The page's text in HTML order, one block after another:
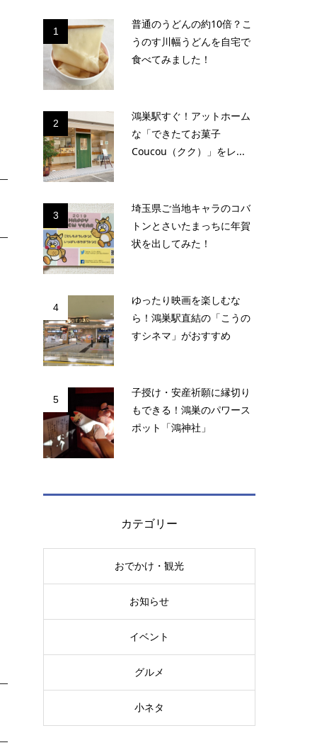
1
普通のうどんの約10倍？こ
うのす川幅うどんを自宅で
食べてみました！
2
鴻巣駅すぐ！アットホーム
な「できたてお菓子
Coucou（クク）」をレ...
3
埼玉県ご当地キャラのコバ
トンとさいたまっちに年賀
状を出してみた！
4
ゆったり映画を楽しむな
ら！鴻巣駅直結の「こうの
すシネマ」がおすすめ
5
子授け・安産祈願に縁切り
もできる！鴻巣のパワース
ポット「鴻神社」
カテゴリー
おでかけ・観光
お知らせ
イベント
グルメ
小ネタ